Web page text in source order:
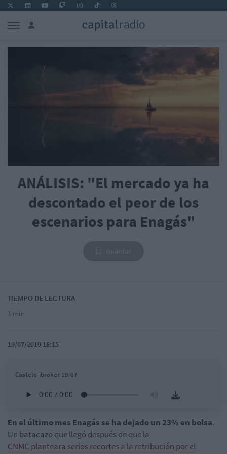
ANÁLISIS: "El mercado ya ha
descontado el peor de los
escenarios para Enagás"
TIEMPO DE LECTURA
1 min
19/07/2019 18:15
Castelo-ibroker 19-07
En el último mes Enagás se ha dejado un 23% en bolsa.
Un batacazo que llegó después de que la
CNMC planteara serios recortes a la retribución por el